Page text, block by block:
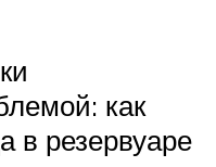
как
в резервуаре